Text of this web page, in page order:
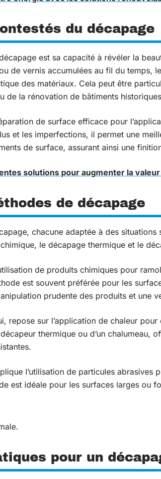
du décapage
est sa capacité à révéler la
de vernis accumulées au fil du temps,
des matériaux. Cela peut être
de la rénovation de bâtiments
de surface efficace pour
et les imperfections, il permet une
de surface, assurant ainsi une
solutions pour augmenter la
de décapage
chacune adaptée à des
le décapage thermique et le
de produits chimiques pour
est souvent préférée pour les
prudente des produits et une
repose sur l’application de chaleur
thermique ou d’un chalumeau,
l’utilisation de particules abrasives
est idéale pour les surfaces larges ou
pour un